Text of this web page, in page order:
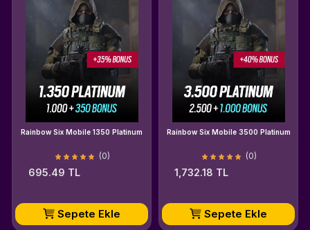
Rainbow Six Mobile 1350 Platinum
(0)
695.49 TL
Sepete Ekle
Rainbow Six Mobile 3500 Platinum
(0)
1,732.18 TL
Sepete Ekle